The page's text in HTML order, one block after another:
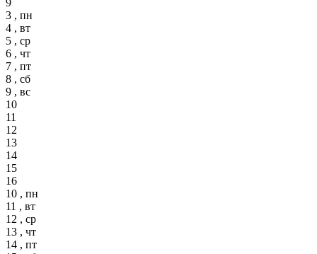
3 , пн
4 , вт
5 , ср
6 , чт
7 , пт
8 , сб
9 , вс
10
11
12
13
14
15
16
10 , пн
11 , вт
12 , ср
13 , чт
14 , пт